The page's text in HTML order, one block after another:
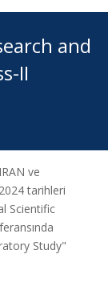
and
II
ve
tarihleri
Scientific
Study"